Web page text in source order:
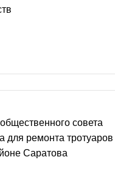
совета
для ремонта тротуаров
Саратова